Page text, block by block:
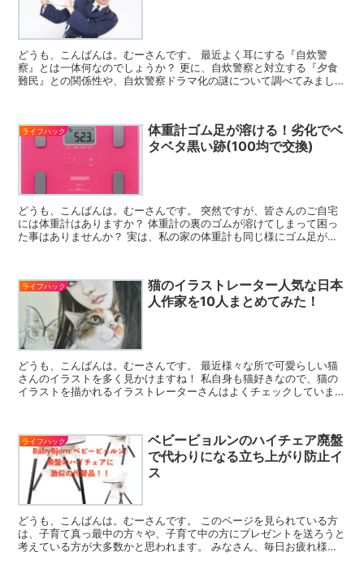
どうも、こんばんは。むーさんです。 最近よく耳にする『自炊警
察』とは一体何なのでしょうか？ 更に、自炊警察と対立する『夕食
難民』との関係性や、自炊警察ドラマ化の謎について調べてみまし
ライフハック
体重計ゴム足が溶ける！劣化でベ
タベタ黒い跡(100均で交換)
どうも、こんばんは。むーさんです。 突然ですが、皆さんのご自宅
には体重計はありますか？ 体重計の裏のゴムが溶けてしまって困っ
た事はありませんか？ 実は、私の家の体重計も同じ様にゴム足が溶
ライフハック
猫のイラストレーター人気な日本
人作家を10人まとめてみた！
どうも、こんばんは。むーさんです。 最近様々な所で可愛らしい猫
さんのイラストを多く見かけますね！ 私自身も猫好きなので、猫の
イラストを描かれるイラストレーターさんはよくチェックしていま
ライフハック
ベビービョルンのハイチェア廃盤
で代わりになる立ち上がり防止イ
ス
どうも、こんばんは。むーさんです。 このページを見られている方
は、子育て真っ最中の方々や、子育て中の方にプレゼントを送ろうと
考えている方が大多数かと思われます。 みなさん、毎日お疲れ様で